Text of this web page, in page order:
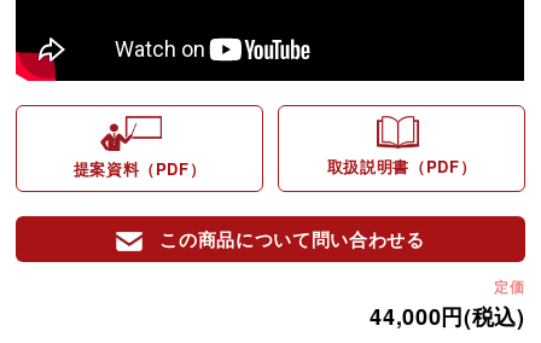
提案資料（PDF） 取扱説明書（PDF）
この商品について問い合わせる
定価
44,000円(税込)